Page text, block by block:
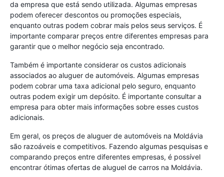
da empresa que está sendo utilizada. Algumas empresas
podem oferecer descontos ou promoções especiais,
enquanto outras podem cobrar mais pelos seus serviços. É
importante comparar preços entre diferentes empresas para
garantir que o melhor negócio seja encontrado.
Também é importante considerar os custos adicionais
associados ao aluguer de automóveis. Algumas empresas
podem cobrar uma taxa adicional pelo seguro, enquanto
outras podem exigir um depósito. É importante consultar a
empresa para obter mais informações sobre esses custos
adicionais.
Em geral, os preços de aluguer de automóveis na Moldávia
são razoáveis ​​e competitivos. Fazendo algumas pesquisas e
comparando preços entre diferentes empresas, é possível
encontrar ótimas ofertas de aluguel de carros na Moldávia.